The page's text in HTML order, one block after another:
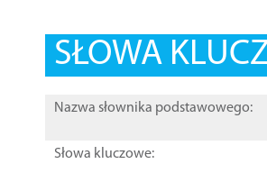
SŁOWA
Nazwa słownika podstawowego:
Słowa kluczowe: